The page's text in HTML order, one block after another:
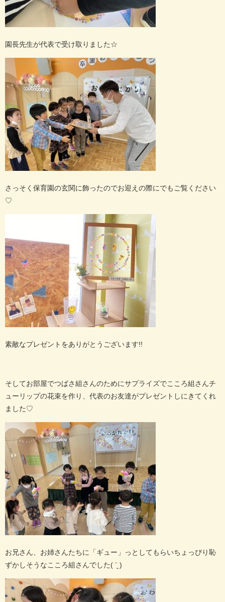
園長先生が代表で受け取りました☆
さっそく保育園の玄関に飾ったのでお迎えの際にでもご覧ください
♡
素敵なプレゼントをありがとうございます!!
そしてお部屋でつばさ組さんのためにサプライズでこころ組さんチ
ューリップの花束を作り、代表のお友達がプレゼントしにきてくれ
ました♡
お兄さん、お姉さんたちに「ギュー」っとしてもらいちょっぴり恥
ずかしそうなこころ組さんでした( ¨̮ )